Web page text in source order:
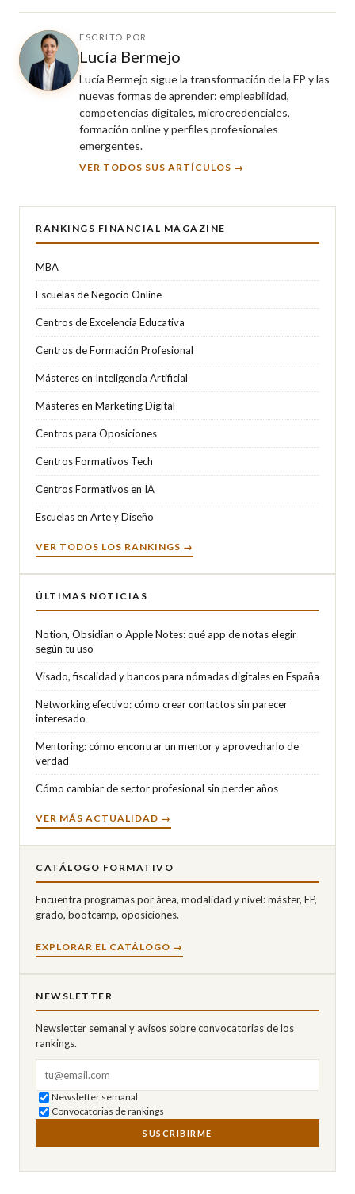
ESCRITO POR
Lucía Bermejo
Lucía Bermejo sigue la transformación de la FP y las
nuevas formas de aprender: empleabilidad,
competencias digitales, microcredenciales,
formación online y perfiles profesionales
emergentes.
VER TODOS SUS ARTÍCULOS →
RANKINGS FINANCIAL MAGAZINE
MBA
Escuelas de Negocio Online
Centros de Excelencia Educativa
Centros de Formación Profesional
Másteres en Inteligencia Artificial
Másteres en Marketing Digital
Centros para Oposiciones
Centros Formativos Tech
Centros Formativos en IA
Escuelas en Arte y Diseño
VER TODOS LOS RANKINGS →
ÚLTIMAS NOTICIAS
Notion, Obsidian o Apple Notes: qué app de notas elegir
según tu uso
Visado, fiscalidad y bancos para nómadas digitales en España
Networking efectivo: cómo crear contactos sin parecer
interesado
Mentoring: cómo encontrar un mentor y aprovecharlo de
verdad
Cómo cambiar de sector profesional sin perder años
VER MÁS ACTUALIDAD →
CATÁLOGO FORMATIVO
Encuentra programas por área, modalidad y nivel: máster, FP,
grado, bootcamp, oposiciones.
EXPLORAR EL CATÁLOGO →
NEWSLETTER
Newsletter semanal y avisos sobre convocatorias de los
rankings.
Newsletter semanal
Convocatorias de rankings
SUSCRIBIRME